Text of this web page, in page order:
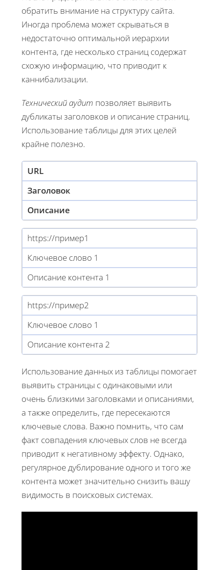
обратить внимание на структуру сайта.
Иногда проблема может скрываться в
недостаточно оптимальной иерархии
контента, где несколько страниц содержат
схожую информацию, что приводит к
каннибализации.
Технический аудит позволяет выявить
дубликаты заголовков и описание страниц.
Использование таблицы для этих целей
крайне полезно.
URL
Заголовок
Описание
https://пример1
Ключевое слово 1
Описание контента 1
https://пример2
Ключевое слово 1
Описание контента 2
Использование данных из таблицы помогает
выявить страницы с одинаковыми или
очень близкими заголовками и описаниями,
а также определить, где пересекаются
ключевые слова. Важно помнить, что сам
факт совпадения ключевых слов не всегда
приводит к негативному эффекту. Однако,
регулярное дублирование одного и того же
контента может значительно снизить вашу
видимость в поисковых системах.